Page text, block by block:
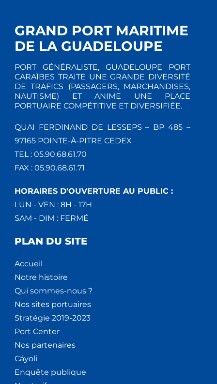
GRAND PORT MARITIME
DE LA GUADELOUPE
PORT GÉNÉRALISTE, GUADELOUPE PORT
CARAÏBES TRAITE UNE GRANDE DIVERSITÉ
DE TRAFICS (PASSAGERS, MARCHANDISES,
NAUTISME) ET ANIME UNE PLACE
PORTUAIRE COMPÉTITIVE ET DIVERSIFIÉE.
QUAI FERDINAND DE LESSEPS – BP 485 –
97165 POINTE-À-PITRE CEDEX
TEL : 05.90.68.61.70
FAX : 05.90.68.61.71
HORAIRES D'OUVERTURE AU PUBLIC :
LUN - VEN : 8H - 17H
SAM - DIM : FERMÉ
PLAN DU SITE
Accueil
Notre histoire
Qui sommes-nous ?
Nos sites portuaires
Stratégie 2019-2023
Port Center
Nos partenaires
Cáyoli
Enquête publique